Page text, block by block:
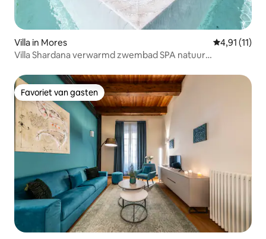
Villa in Mores Gemiddelde
4,91 (11)
Villa Shardana verwarmd zwembad SPA natuur
Favoriet van gasten
Favoriet van gasten